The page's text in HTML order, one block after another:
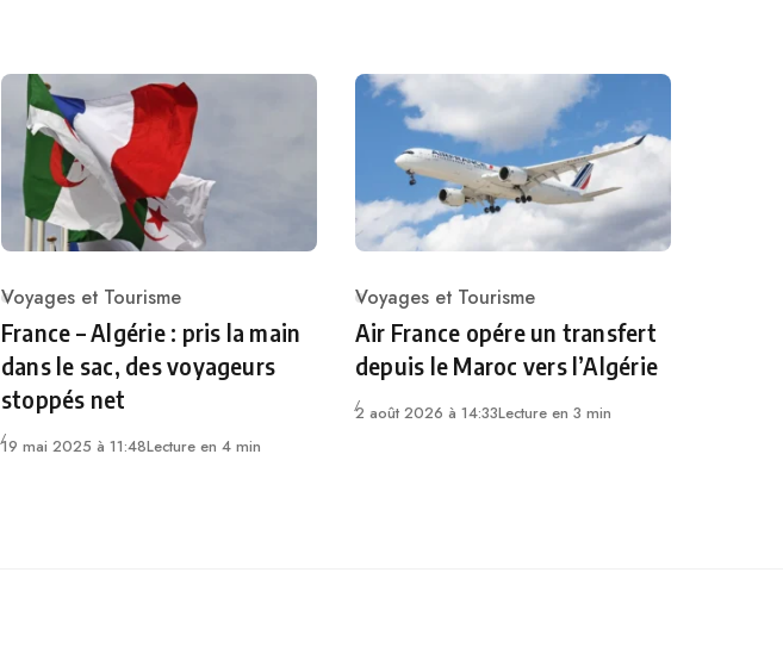
Category
Voyages et Tourisme
France – Algérie : pris la main
dans le sac, des voyageurs
stoppés net
19 mai 2025 à 11:48Lecture en 4 min
Category
Voyages et Tourisme
Air France opére un transfert
depuis le Maroc vers l’Algérie
2 août 2026 à 14:33Lecture en 3 min